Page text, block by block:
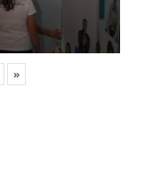
»